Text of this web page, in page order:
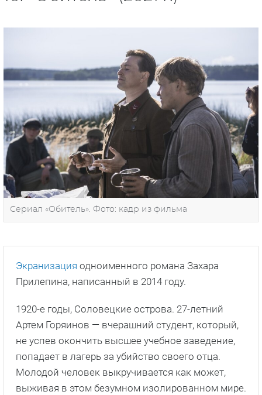
Сериал «Обитель». Фото: кадр из фильма
Экранизация одноименного романа Захара
Прилепина, написанный в 2014 году.
1920-е годы, Соловецкие острова. 27-летний
Артем Горяинов — вчерашний студент, который,
не успев окончить высшее учебное заведение,
попадает в лагерь за убийство своего отца.
Молодой человек выкручивается как может,
выживая в этом безумном изолированном мире.